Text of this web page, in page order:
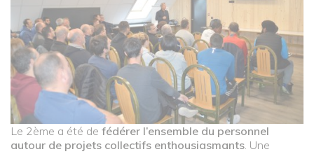
Le 2ème a été de fédérer l’ensemble du personnel
autour de projets collectifs enthousiasmants . Une